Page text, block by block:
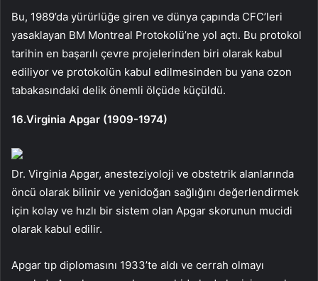
Bu, 1989’da yürürlüğe giren ve dünya çapında CFC’leri
yasaklayan BM Montreal Protokolü’ne yol açtı. Bu protokol
tarihin en başarılı çevre projelerinden biri olarak kabul
ediliyor ve protokolün kabul edilmesinden bu yana ozon
tabakasındaki delik önemli ölçüde küçüldü.
16.Virginia Apgar (1909-1974)
Dr. Virginia Apgar, anesteziyoloji ve obstetrik alanlarında
öncü olarak bilinir ve yenidoğan sağlığını değerlendirmek
için kolay ve hızlı bir sistem olan Apgar skorunun mucidi
olarak kabul edilir.
Apgar tıp diplomasını 1933’te aldı ve cerrah olmayı